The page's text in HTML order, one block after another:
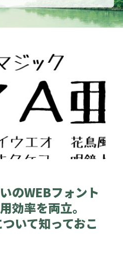
のWEBフォント
効率を両立。
いて知っておこ